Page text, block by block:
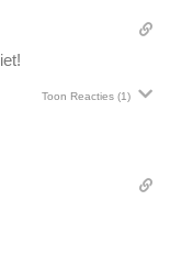
Toon Reacties (1)